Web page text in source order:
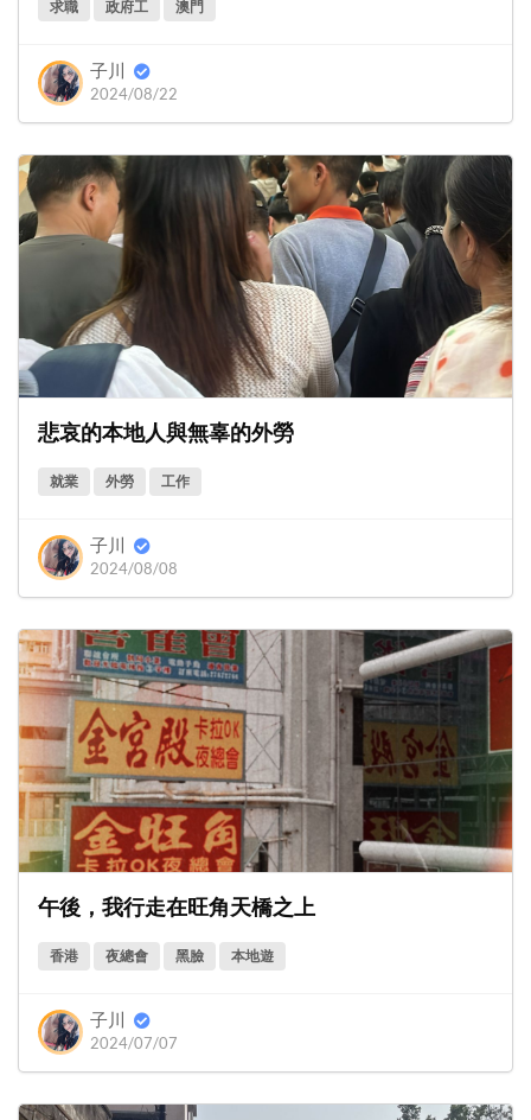
求職 政府工 澳門
子川
2024/08/22
悲哀的本地人與無辜的外勞
就業 外勞 工作
子川
2024/08/08
午後，我行走在旺角天橋之上
香港 夜總會 黑臉 本地遊
子川
2024/07/07